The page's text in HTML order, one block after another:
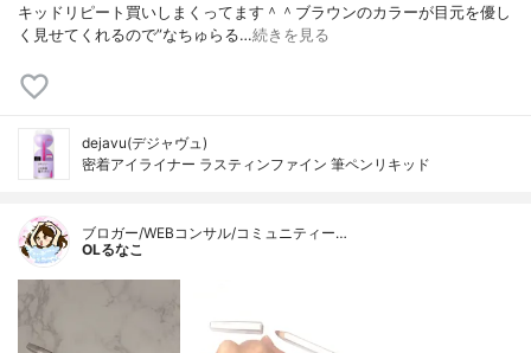
キッドリピート買いしまくってます＾＾ブラウンのカラーが目元を優し
く見せてくれるので”なちゅらる…続きを見る
dejavu(デジャヴュ)
密着アイライナー ラスティンファイン 筆ペンリキッド
ブロガー/WEBコンサル/コミュニティー…
OLるなこ